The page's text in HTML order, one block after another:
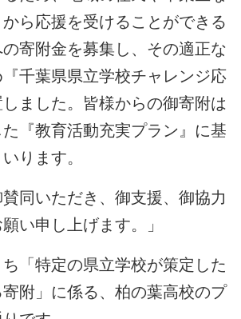
ら応援を受けることができる
寄附金を募集し、その適正な
千葉県県立学校チャレンジ応
ました。皆様からの御寄附は
『教育活動充実プラン』に基
ります。
同いただき、御支援、御協力
い申し上げます。」
「 特定の県立学校が策定した
附」に係る、柏の葉高校のプ